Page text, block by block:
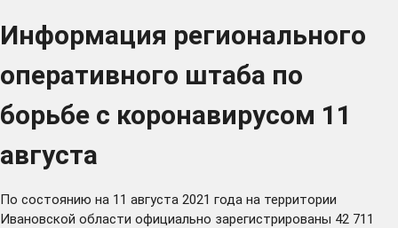
Информация регионального
оперативного штаба по
борьбе с коронавирусом 11
августа
По состоянию на 11 августа 2021 года на территории
Ивановской области официально зарегистрированы 42 711